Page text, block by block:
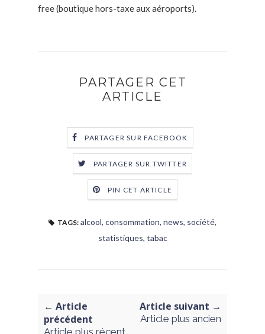
free (boutique hors-taxe aux aéroports).
PARTAGER CET
ARTICLE
PARTAGER SUR FACEBOOK
PARTAGER SUR TWITTER
PIN CET ARTICLE
TAGS: alcool, consommation, news, société,
statistiques, tabac
← Article
précédent
Article plus récent
Article suivant →
Article plus ancien